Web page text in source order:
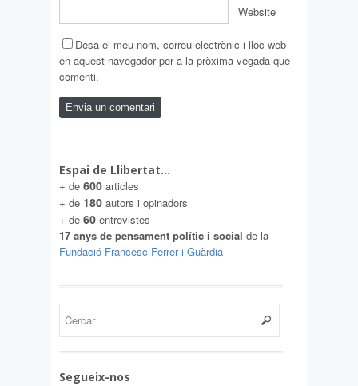
Website
Desa el meu nom, correu electrònic i lloc web
en aquest navegador per a la pròxima vegada que
comenti.
Espai de Llibertat…
+ de 600 articles
+ de 180 autors i opinadors
+ de 60 entrevistes
17 anys de pensament polític i social de la
Fundació Francesc Ferrer i Guàrdia
Segueix-nos